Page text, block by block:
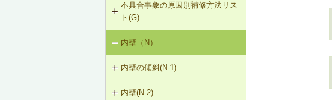
物により補強
F-1-109 土台の交換
F-1-110 束立てによる大引きの補強
F-1-111 大引きの補修
G-1-103 筋かいの補強・緊結部補強
G-2-102 モルタル塗替え
G-2-501 ひび割れ改修工法（外壁
部）
G-3-101 サイディングの張替え
G-3-102 板張りの張替え（下見板張
り）
G-3-501 サイディングのひび割れの
補修
不具合事象の原因別補修方法リス
ト(G)
外壁の傾斜（G-1）
外壁のひび割れ・欠損（G-2）
外壁仕上材のはがれ、浮き（G-3）
内壁（N）
内壁の傾斜(N-1)
N-1-001 下地材・仕上材の取替え
内壁(N-2)